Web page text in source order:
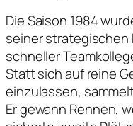
Die Saison 1984
seiner strategischen
schneller
Statt sich auf reine
einzulassen,
Er gewann Rennen,